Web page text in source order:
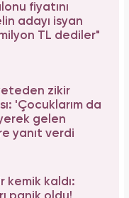
fiyatını
adayı isyan
TL dediler"
zikir
'Çocuklarım da
gelen
yanıt verdi
kemik kaldı: